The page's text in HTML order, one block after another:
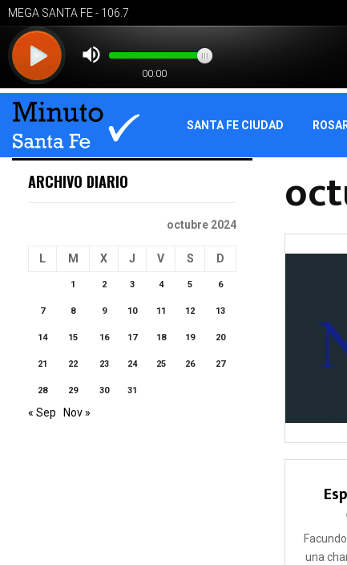
SANTA FE CIUDAD
una
ARCHIVO DIARIO
octubre 2024
L M X J V S D
1 2 3 4 5 6
7 8 9 10 11 12 13
14 15 16 17 18 19 20
21 22 23 24 25 26 27
28 29 30 31
« Sep Nov »